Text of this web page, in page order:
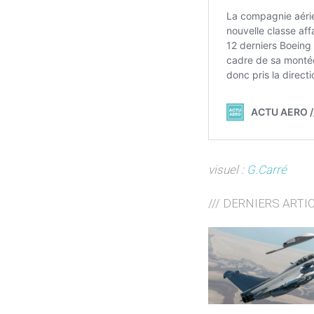
visuel : G.Carré
/// DERNIERS